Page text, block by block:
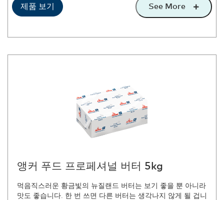
제품 보기 See More
앵커 푸드 프로페셔널 버터 5kg
먹음직스러운 황금빛의 뉴질랜드 버터는 보기 좋을 뿐 아니라
맛도 좋습니다. 한 번 쓰면 다른 버터는 생각나지 않게 될 겁니